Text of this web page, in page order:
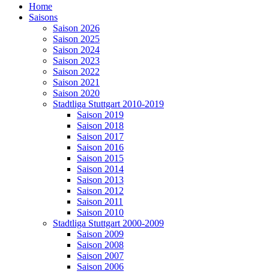
Home
Saisons
Saison 2026
Saison 2025
Saison 2024
Saison 2023
Saison 2022
Saison 2021
Saison 2020
Stadtliga Stuttgart 2010-2019
Saison 2019
Saison 2018
Saison 2017
Saison 2016
Saison 2015
Saison 2014
Saison 2013
Saison 2012
Saison 2011
Saison 2010
Stadtliga Stuttgart 2000-2009
Saison 2009
Saison 2008
Saison 2007
Saison 2006